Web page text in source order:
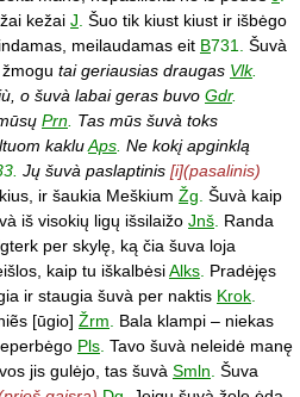
kežai J. Šuo tik kiust kiust ir išbėgo
meilaudamas eit B731. Šuvà
tai geriausias draugas Vlk.
o šuvà labai geras buvo Gdr.
Prn. Tas mūs šuvà toks
kakluAps. Ne kokį apginklą
Jų šuvà paslaptinis [i](pasalinis)
ir šaukia Meškium Žg. Šuvà kaip
iš visokių ligų išsilaižo Jnš. Randa
per skylę, ką čia šuva loja
kaip tu iškalbėsiAlks. Pradėjęs
ir staugia šuvà per naktis Krok.
[ūgio] Žrm. Bala klampi – niekas
Pls. Tavo šuvà neleidė manę
jis gulėjo, tas šuvà Smln. Šuva